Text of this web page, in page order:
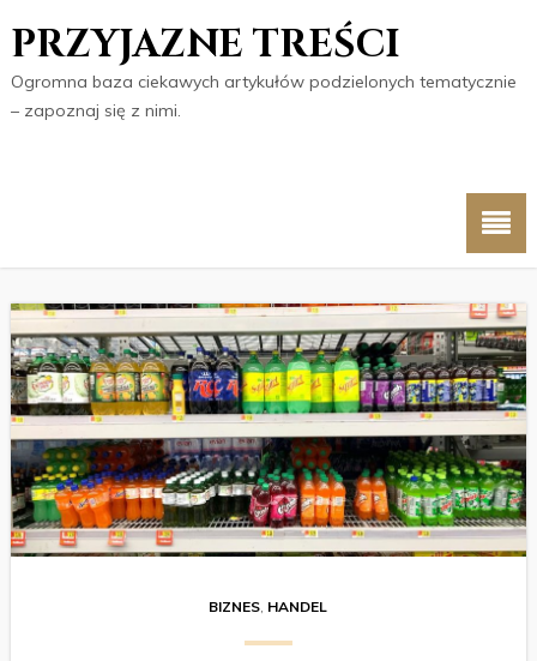
PRZYJAZNE TREŚCI
Ogromna baza ciekawych artykułów podzielonych tematycznie
– zapoznaj się z nimi.
BIZNES, HANDEL